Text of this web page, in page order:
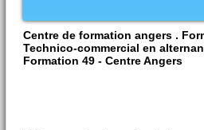
Centre de formation angers .
Technico-commercial en
Formation 49 - Centre Angers